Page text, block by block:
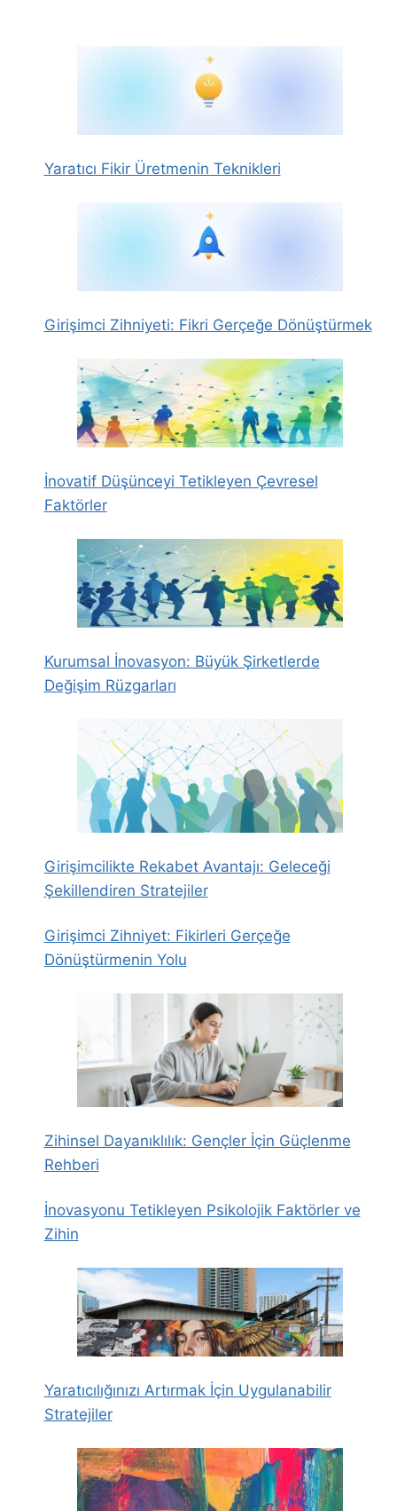
Yaratıcı Fikir Üretmenin Teknikleri
Girişimci Zihniyeti: Fikri Gerçeğe Dönüştürmek
İnovatif Düşünceyi Tetikleyen Çevresel
Faktörler
Kurumsal İnovasyon: Büyük Şirketlerde
Değişim Rüzgarları
Girişimcilikte Rekabet Avantajı: Geleceği
Şekillendiren Stratejiler
Girişimci Zihniyet: Fikirleri Gerçeğe
Dönüştürmenin Yolu
Zihinsel Dayanıklılık: Gençler İçin Güçlenme
Rehberi
İnovasyonu Tetikleyen Psikolojik Faktörler ve
Zihin
Yaratıcılığınızı Artırmak İçin Uygulanabilir
Stratejiler